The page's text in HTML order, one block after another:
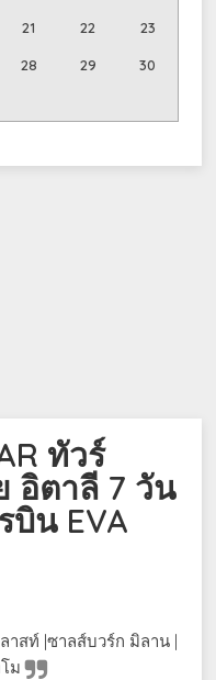
21 22 23
28 29 30
ทัวร์
อิตาลี 7 วัน
บิน EVA
าสท์ |ซาลส์บวร์ก มิลาน |
ม